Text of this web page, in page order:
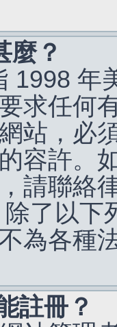
麼？
1998 年
求任何
站，必
容許。
請聯絡
了以下
為各種
註冊？